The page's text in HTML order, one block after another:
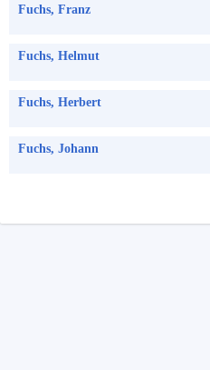
Fuchs, Franz
Fuchs, Helmut
Fuchs, Herbert
Fuchs, Johann